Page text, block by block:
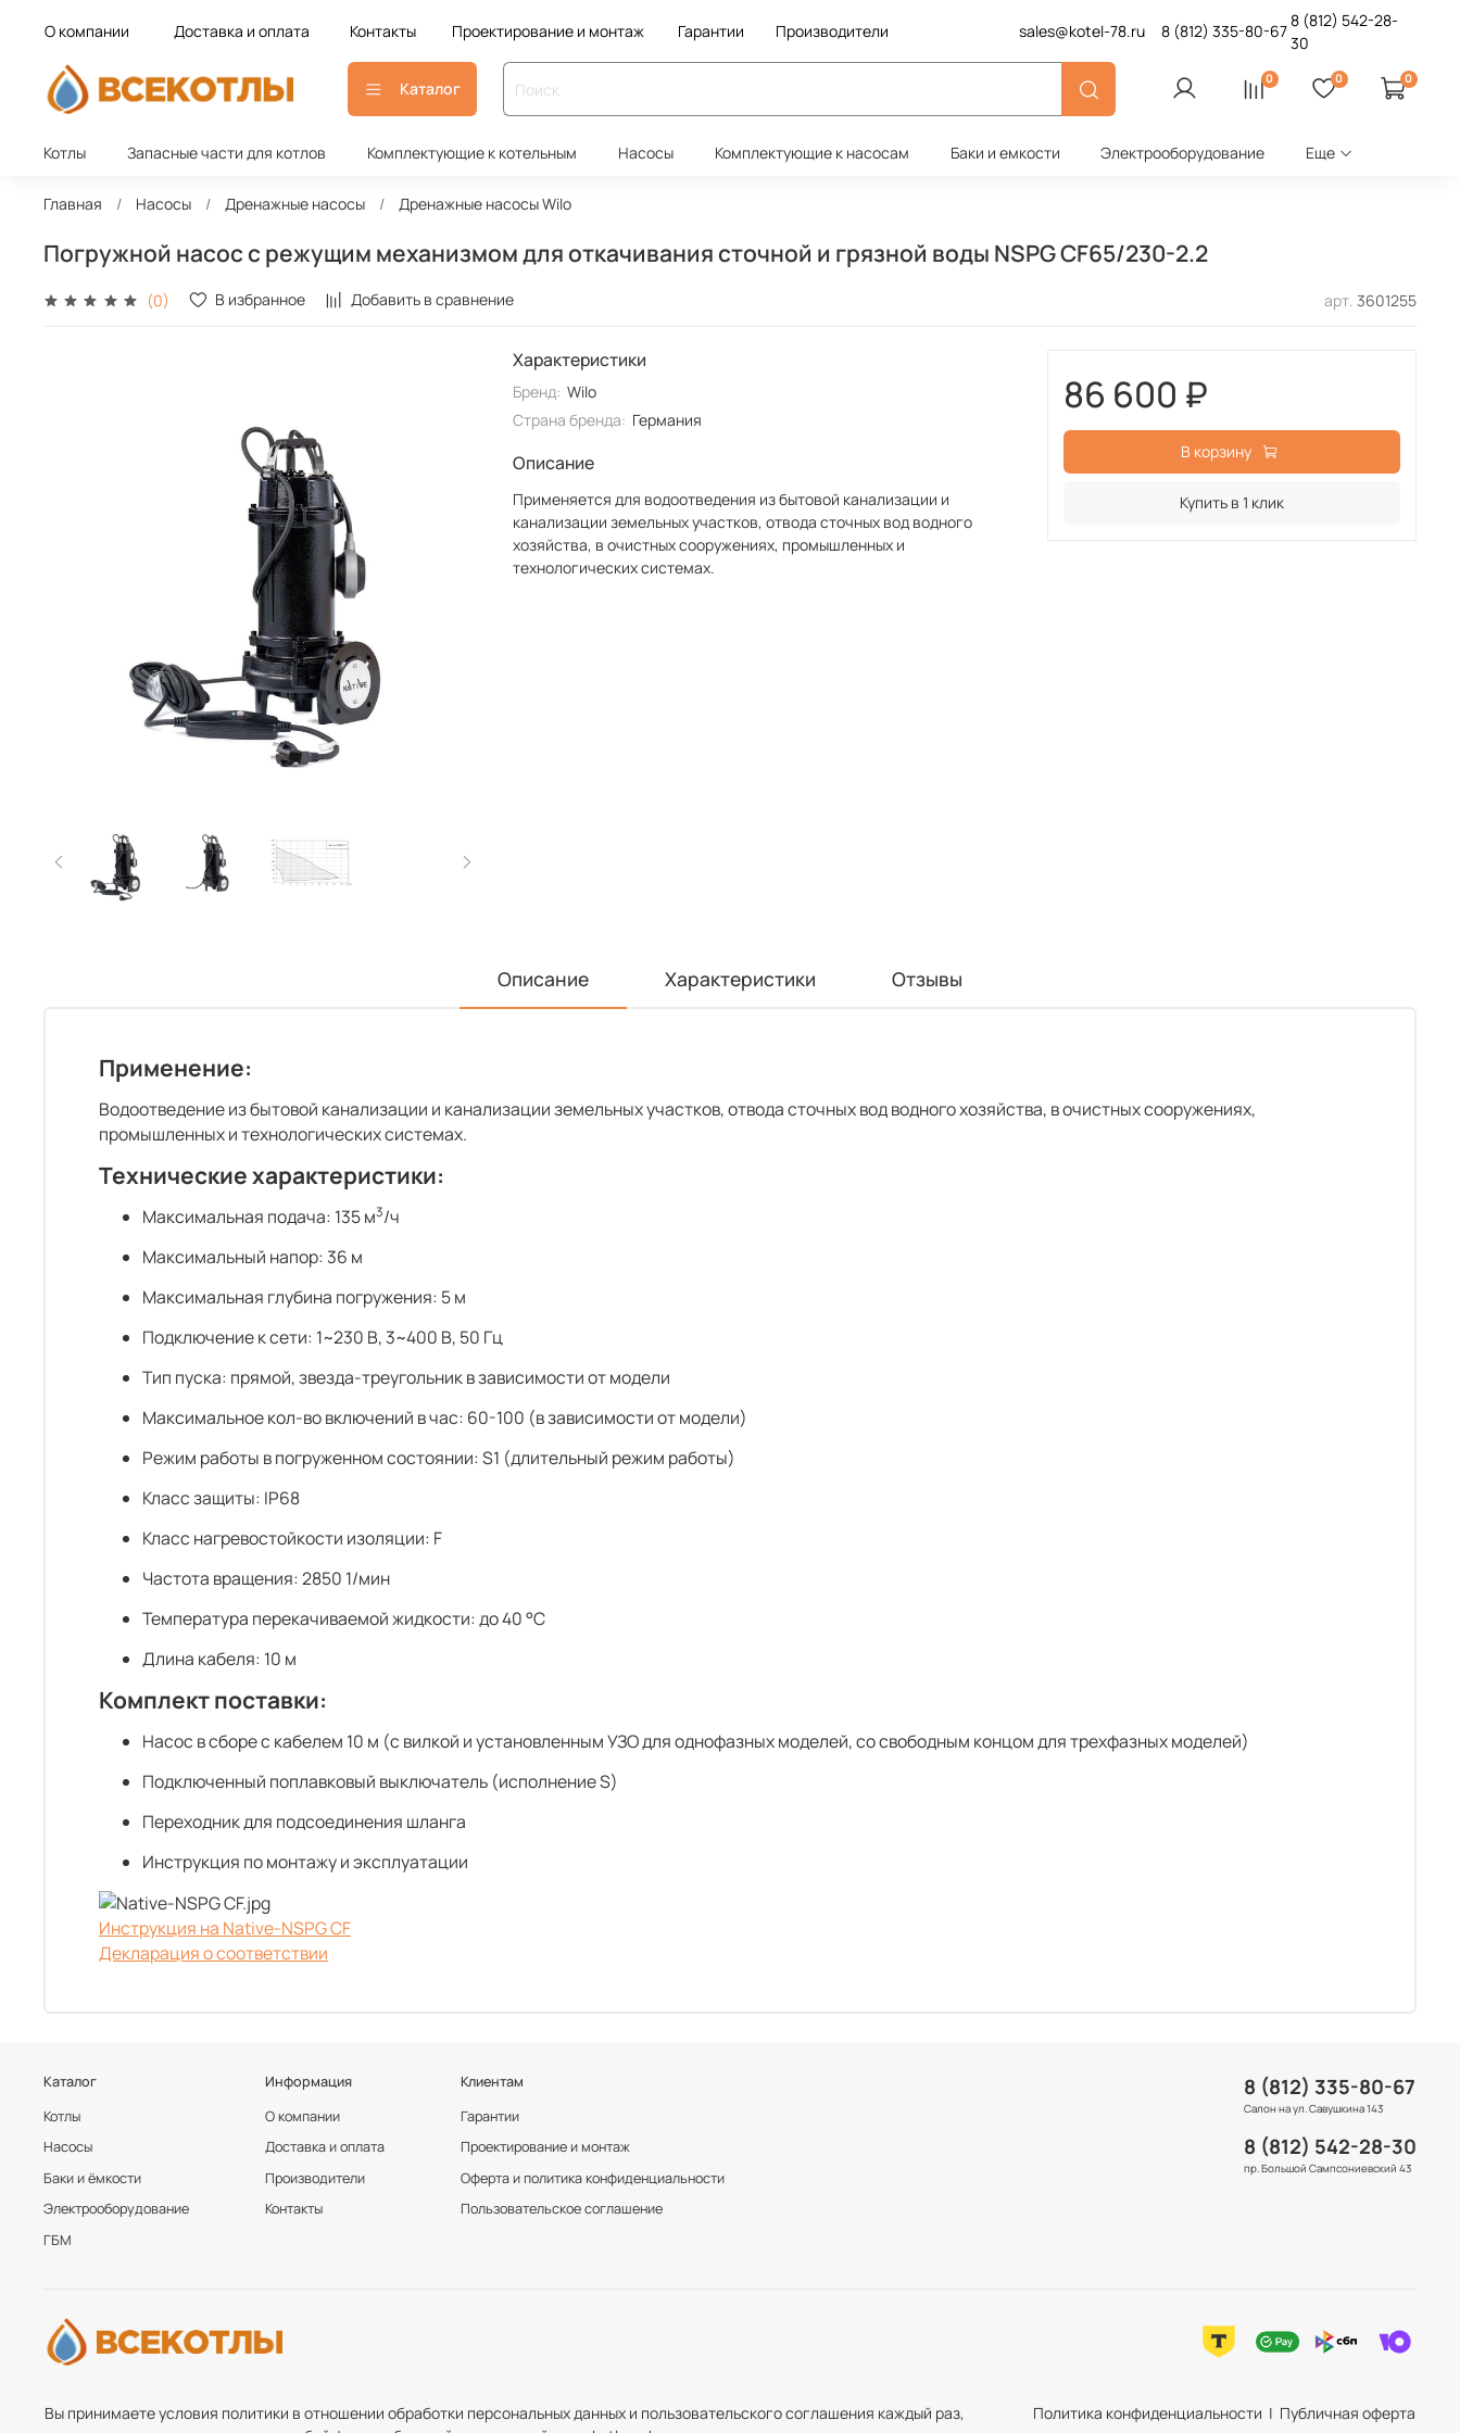
О компании Доставка и оплата Контакты Проектирование и монтаж Гарантии Производители sales@kotel-78.ru 8 (812) 335-80-67
8 (812) 542-28-
30
Каталог
0 0 0
Котлы Запасные части для котлов Комплектующие к котельным Насосы Комплектующие к насосам Баки и емкости Электрооборудование Еще
Главная Насосы Дренажные насосы Дренажные насосы Wilo
Погружной насос с режущим механизмом для откачивания сточной и грязной воды NSPG CF65/230-2.2
(0) В избранное Добавить в сравнение арт. 3601255
Характеристики
Бренд: Wilo
Страна бренда: Германия
Описание
Применяется для водоотведения из бытовой канализации и
канализации земельных участков, отвода сточных вод водного
хозяйства, в очистных сооружениях, промышленных и
технологических системах.
86 600 ₽
В корзину
Купить в 1 клик
Описание Характеристики Отзывы
Применение:
Водоотведение из бытовой канализации и канализации земельных участков, отвода сточных вод водного хозяйства, в очистных сооружениях,
промышленных и технологических системах.
Технические характеристики:
Максимальная подача: 135 м3/ч
Максимальный напор: 36 м
Максимальная глубина погружения: 5 м
Подключение к сети: 1~230 В, 3~400 В, 50 Гц
Тип пуска: прямой, звезда-треугольник в зависимости от модели
Максимальное кол-во включений в час: 60-100 (в зависимости от модели)
Режим работы в погруженном состоянии: S1 (длительный режим работы)
Класс защиты: IP68
Класс нагревостойкости изоляции: F
Частота вращения: 2850 1/мин
Температура перекачиваемой жидкости: до 40 °С
Длина кабеля: 10 м
Комплект поставки:
Насос в сборе с кабелем 10 м (с вилкой и установленным УЗО для однофазных моделей, со свободным концом для трехфазных моделей)
Подключенный поплавковый выключатель (исполнение S)
Переходник для подсоединения шланга
Инструкция по монтажу и эксплуатации
Инструкция на Native-NSPG CF
Декларация о соответствии
Каталог
Котлы
Насосы
Баки и ёмкости
Электрооборудование
ГБМ
Информация
О компании
Доставка и оплата
Производители
Контакты
Клиентам
Гарантии
Проектирование и монтаж
Оферта и политика конфиденциальности
Пользовательское соглашение
8 (812) 335-80-67
Салон на ул. Савушкина 143
8 (812) 542-28-30
пр. Большой Сампсониевский 43
Вы принимаете условия политики в отношении обработки персональных данных и пользовательского соглашения каждый раз,
Политика конфиденциальности | Публичная оферта